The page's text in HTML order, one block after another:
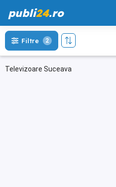
publi24.ro
Televizoare Suceava
Filtre 2